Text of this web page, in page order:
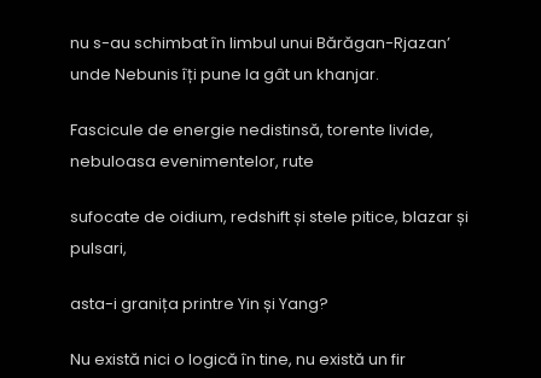
nu s-au schimbat în limbul unui Bărăgan-Rjazan’
unde Nebunis îți pune la gât un khanjar.
Fascicule de energie nedistinsă, torente livide,
nebuloasa evenimentelor, rute
sufocate de oidium, redshift și stele pitice, blazar și
pulsari,
asta-i granița printre Yin și Yang?
Nu există nici o logică în tine, nu există un fir